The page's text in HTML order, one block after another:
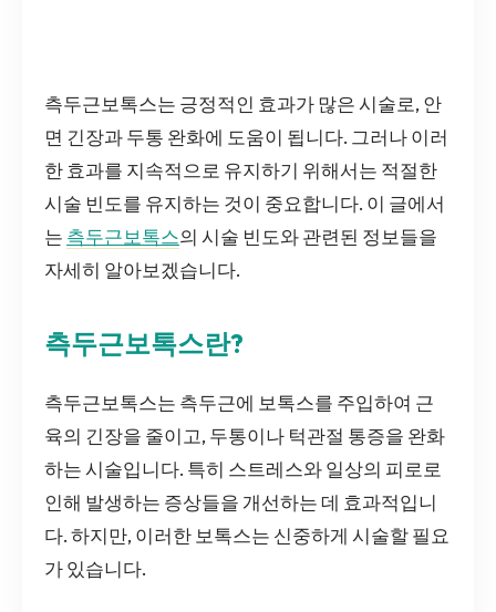
측두근보톡스는 긍정적인 효과가 많은 시술로, 안
면 긴장과 두통 완화에 도움이 됩니다. 그러나 이러
한 효과를 지속적으로 유지하기 위해서는 적절한
시술 빈도를 유지하는 것이 중요합니다. 이 글에서
는 측두근보톡스의 시술 빈도와 관련된 정보들을
자세히 알아보겠습니다.
측두근보톡스란?
측두근보톡스는 측두근에 보톡스를 주입하여 근
육의 긴장을 줄이고, 두통이나 턱관절 통증을 완화
하는 시술입니다. 특히 스트레스와 일상의 피로로
인해 발생하는 증상들을 개선하는 데 효과적입니
다. 하지만, 이러한 보톡스는 신중하게 시술할 필요
가 있습니다.